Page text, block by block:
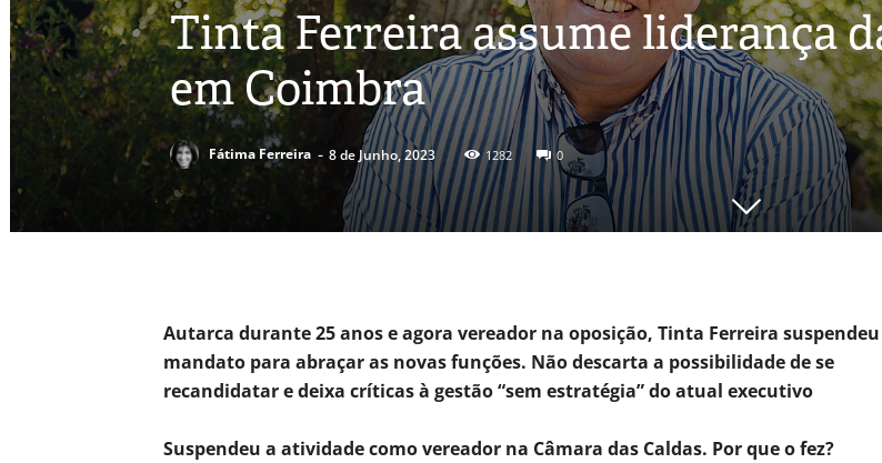
Tinta Ferreira assume liderança
em Coimbra
Fátima Ferreira - 8 de Junho, 2023 1282 0
Autarca durante 25 anos e agora vereador na oposição, Tinta Ferreira
mandato para abraçar as novas funções. Não descarta a possibilidade de se
recandidatar e deixa críticas à gestão “sem estratégia” do atual executivo
Suspendeu a atividade como vereador na Câmara das Caldas. Por que o fez?